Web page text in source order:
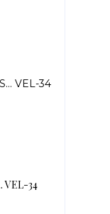
VEL-34